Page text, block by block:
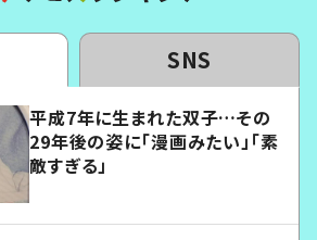
SNS
平成7年に生まれた双子…その
29年後の姿に「漫画みたい」「素
敵すぎる」